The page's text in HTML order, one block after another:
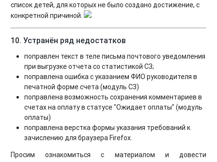
список детей, для которых не было создано достижение, с
конкретной причиной.
10. Устранён ряд недостатков
поправлен текст в теле письма почтового уведомления
при выгрузке отчета со статистикой СЗ;
поправлена ошибка с указанием ФИО руководителя в
печатной форме счета (модуль СЗ)
поправлена возможность сохранения комментариев в
счетах на оплату в статусе "Ожидает оплаты" (модуль
оплаты)
поправлена верстка формы указания требований к
зачислению для браузера Firefox.
Просим ознакомиться с материалом и довести